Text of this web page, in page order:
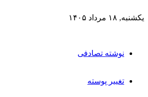
یکشنبه, ۱۸ مرداد ۱۴۰۵
نوشته تصادفی
تغییر پوسته